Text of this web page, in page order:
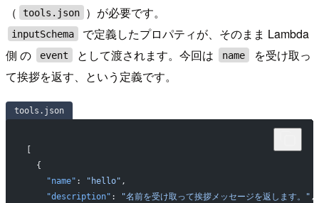
（
tools.json ）が必要です。
inputSchema
で定義したプロパティが、そのまま Lambda
側 の
event として渡されます。今回は name
を受け取っ
て挨拶を返す、という定義です。
tools.json
  {
    "name"
: "hello" ,
    "description"
: "名前を受け取って挨拶メッセージを返します。" ,